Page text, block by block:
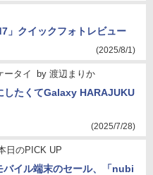
」クイックフォトレビュー
(2025/8/1)
ータイ by 渡辺まりか
たくてGalaxy HARAJUKU
(2025/7/28)
日のPICK UP
イル端末のセール、「nubi